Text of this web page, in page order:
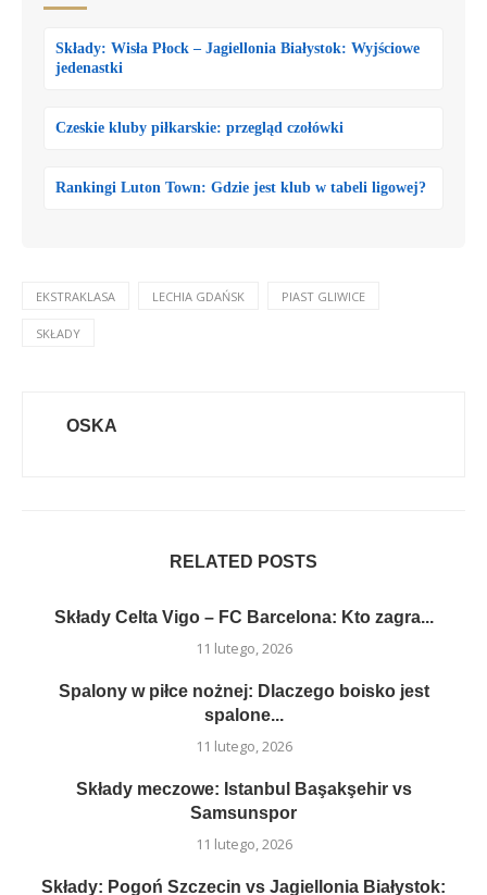
Składy: Wisła Płock – Jagiellonia Białystok: Wyjściowe
jedenastki
Czeskie kluby piłkarskie: przegląd czołówki
Rankingi Luton Town: Gdzie jest klub w tabeli ligowej?
EKSTRAKLASA LECHIA GDAŃSK PIAST GLIWICE
SKŁADY
OSKA
RELATED POSTS
Składy Celta Vigo – FC Barcelona: Kto zagra...
11 lutego, 2026
Spalony w piłce nożnej: Dlaczego boisko jest
spalone...
11 lutego, 2026
Składy meczowe: Istanbul Başakşehir vs
Samsunspor
11 lutego, 2026
Składy: Pogoń Szczecin vs Jagiellonia Białystok: